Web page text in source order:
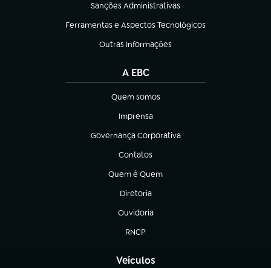
Sanções Administrativas
(abre em nova aba)
Ferramentas e Aspectos Tecnológicos
(abre em nova aba)
Outras Informações
(abre em nova aba)
A EBC
Quem somos
(abre em nova aba)
Imprensa
(abre em nova aba)
Governança Corporativa
(abre em nova aba)
Contatos
(abre em nova aba)
Quem é Quem
(abre em nova aba)
Diretoria
(abre em nova aba)
Ouvidoria
(abre em nova aba)
RNCP
(abre em nova aba)
Veículos